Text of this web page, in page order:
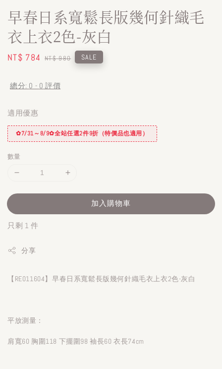
早春日系寬鬆長版幾何針織毛
衣上衣2色-灰白
Sale
NT$ 784 Regular
NT$ 980 SALE
總分: 0 - 0 評價
適用優惠
✿7/31～8/9✿全站任選2件9折（特價品也適用）
數量
加入購物車
只剩 1 件
分享
【RE011604】早春日系寬鬆長版幾何針織毛衣上衣2色-灰白
平放測量：
肩寬60 胸圍118 下擺圍98 袖長60 衣長74cm